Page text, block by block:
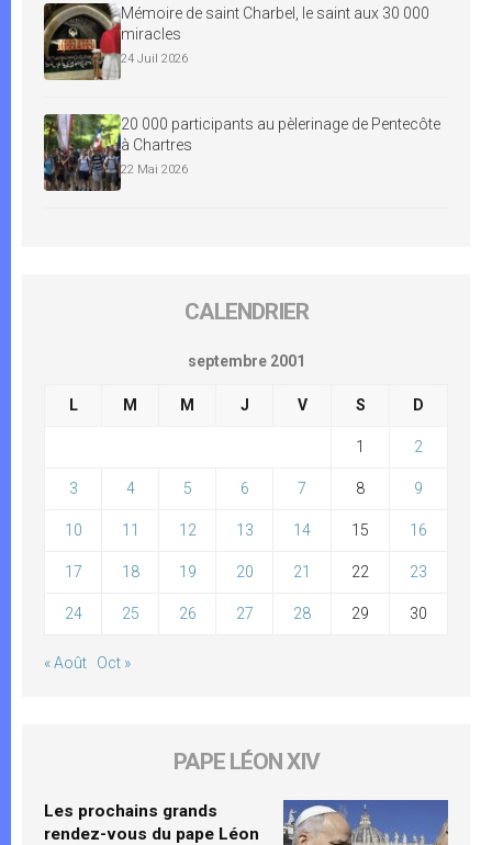
Mémoire de saint Charbel, le saint aux 30 000
miracles
24 Juil 2026
20 000 participants au pèlerinage de Pentecôte
à Chartres
22 Mai 2026
CALENDRIER
septembre 2001
L M M J V S D
1 2
3 4 5 6 7 8 9
10 11 12 13 14 15 16
17 18 19 20 21 22 23
24 25 26 27 28 29 30
« Août Oct »
PAPE LÉON XIV
Les prochains grands
rendez-vous du pape Léon